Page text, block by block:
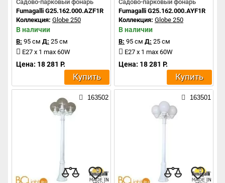
Садово-парковый фонарь
Fumagalli G25.162.000.AZF1R
Коллекция: Globe 250
В наличии
В: 95 см Д: 25 см
E27 x 1 max 60W
Цена: 18 281 Р.
Купить
Садово-парковый фонарь
Fumagalli G25.162.000.AYF1R
Коллекция: Globe 250
В наличии
В: 95 см Д: 25 см
E27 x 1 max 60W
Цена: 18 281 Р.
Купить
163502 163501